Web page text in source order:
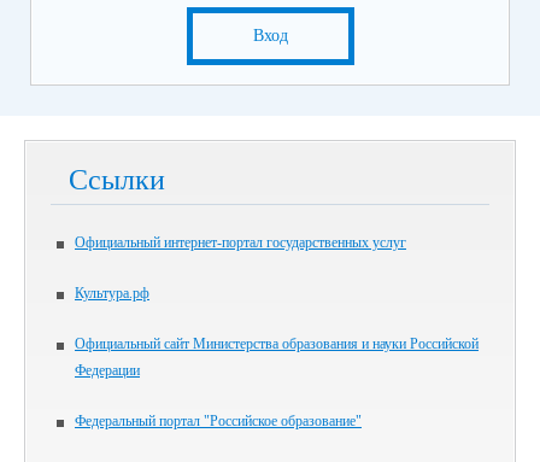
Вход
Ссылки
Официальный интернет-портал государственных услуг
Культура.рф
Официальный сайт Министерства образования и науки Российской
Федерации
Федеральный портал "Российское образование"